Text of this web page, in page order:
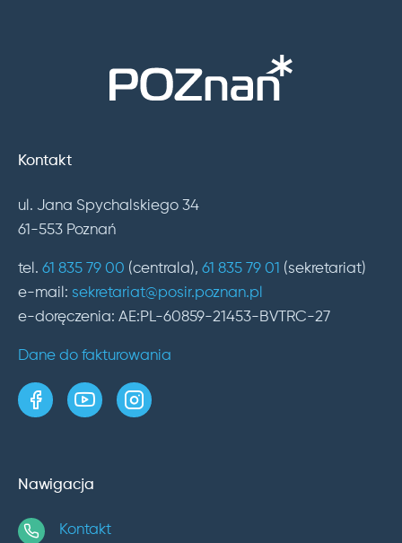
Kontakt
ul. Jana Spychalskiego 34
61-553 Poznań
tel. 61 835 79 00 (centrala), 61 835 79 01 (sekretariat)
e-mail: sekretariat@posir.poznan.pl
e-doręczenia: AE:PL-60859-21453-BVTRC-27
Dane do fakturowania
strona w serwisie Facebook
kanał w serwisie YouTube
profil w serwisie Instagram
Nawigacja
Kontakt